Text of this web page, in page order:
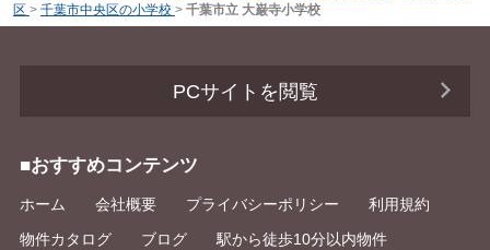
区 > 千葉市中央区の小学校 > 千葉市立 大巌寺小学校
PCサイトを閲覧
■おすすめコンテンツ
ホーム 会社概要 プライバシーポリシー 利用規約
物件カタログ ブログ 駅から徒歩10分以内物件